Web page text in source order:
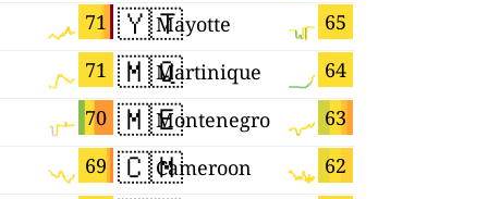
71
71
70
69
🇾🇹 65
Mayotte
🇲🇶 64
Martinique
🇲🇪 63
Montenegro
🇨🇲 62
Cameroon